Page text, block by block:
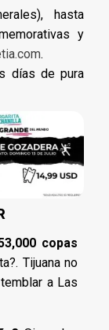
hasta
y
.
días de pura
copas
Tijuana no
a Las